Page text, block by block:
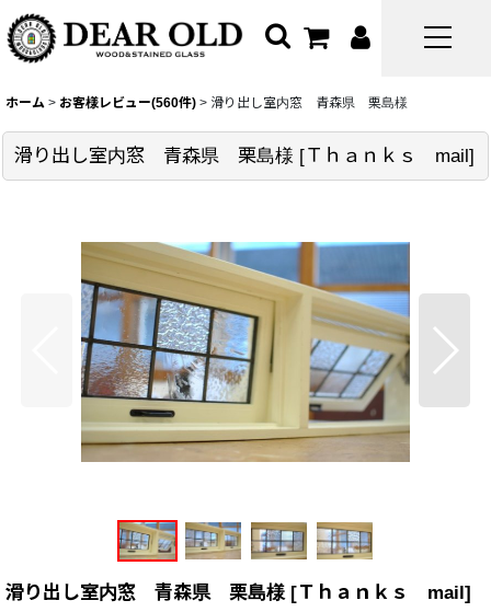
ホーム > お客様レビュー(560件) > 滑り出し室内窓 青森県 栗島様
滑り出し室内窓 青森県 栗島様 [Ｔｈａｎｋｓ mail]
滑り出し室内窓 青森県 栗島様 [Ｔｈａｎｋｓ mail]